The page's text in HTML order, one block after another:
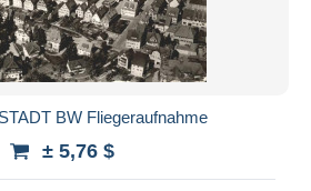
BW Fliegeraufnahme
± 5,76 $